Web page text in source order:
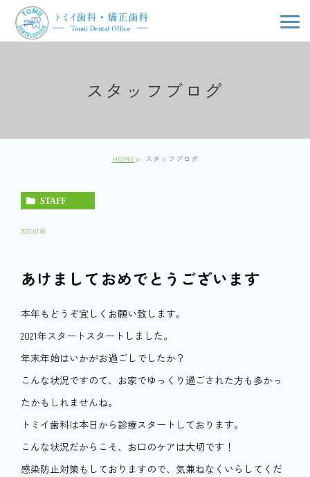
スタッフブログ
HOME スタッフブログ
STAFF
2021.01.06
あけましておめでとうございます
本年もどうぞ宜しくお願い致します。
2021年スタートスタートしました。
年末年始はいかがお過ごしでしたか？
こんな状況ですのて、お家でゆっくり過ごされた方も多かっ
たかもしれませんね。
トミイ歯科は本日から診療スタートしております。
こんな状況だからこそ、お口のケアは大切です！
感染防止対策もしておりますので、気兼ねなくいらしてくだ